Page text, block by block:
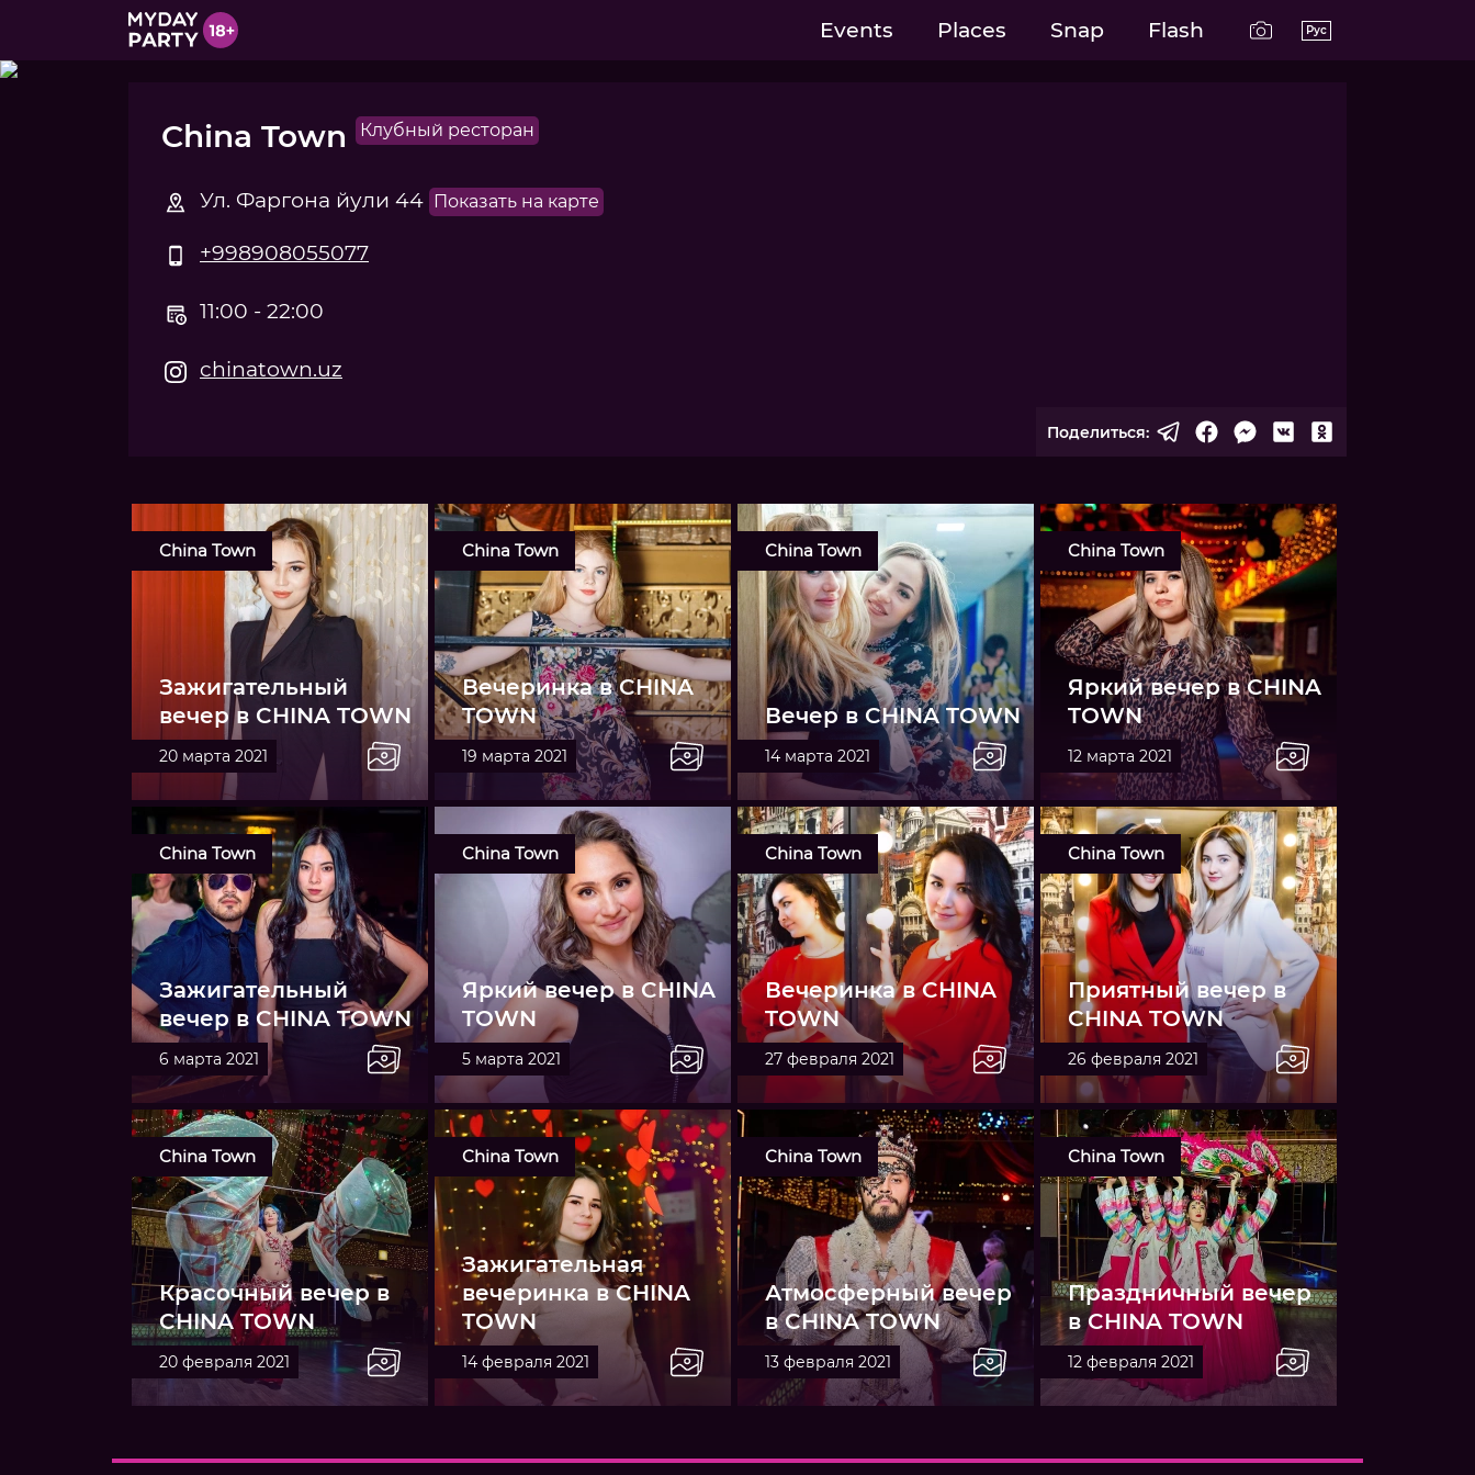
Events Places Snap Flash Рус
China Town Клубный ресторан
Ул. Фаргона йули 44 Показать на карте
+998908055077
11:00 - 22:00
chinatown.uz
Поделиться:
Зажигательный
вечер в CHINA TOWN
China Town
20 марта 2021
Вечеринка в CHINA
TOWN
China Town
19 марта 2021
Вечер в CHINA TOWN
China Town
14 марта 2021
Яркий вечер в CHINA
TOWN
China Town
12 марта 2021
Зажигательный
вечер в CHINA TOWN
China Town
6 марта 2021
Яркий вечер в CHINA
TOWN
China Town
5 марта 2021
Вечеринка в CHINA
TOWN
China Town
27 февраля 2021
Приятный вечер в
CHINA TOWN
China Town
26 февраля 2021
Красочный вечер в
CHINA TOWN
China Town
20 февраля 2021
Зажигательная
вечеринка в CHINA
TOWN
China Town
14 февраля 2021
Атмосферный вечер
в CHINA TOWN
China Town
13 февраля 2021
Праздничный вечер
в CHINA TOWN
China Town
12 февраля 2021